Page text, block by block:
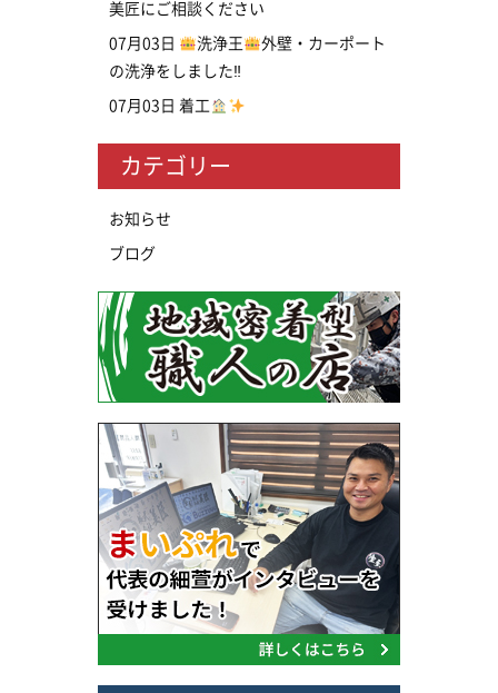
美匠にご相談ください
07月03日 洗浄王
外壁・カーポート
の洗浄をしました‼
07月03日 着工
カテゴリー
お知らせ
ブログ